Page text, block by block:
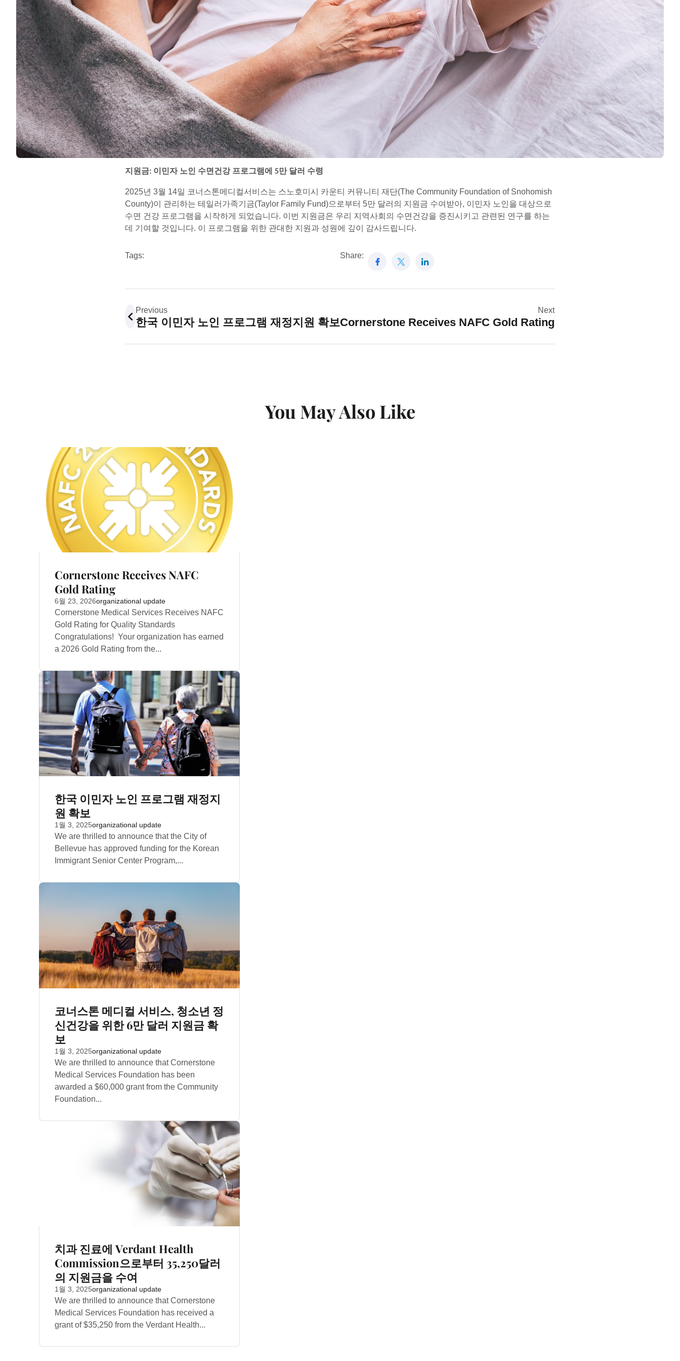
지원금: 이민자 노인 수면건강 프로그램에 5만 달러 수령
2025년 3월 14일 코너스톤메디컬서비스는 스노호미시 카운티 커뮤니티 재단(The Community Foundation of Snohomish
County)이 관리하는 테일러가족기금(Taylor Family Fund)으로부터 5만 달러의 지원금 수여받아, 이민자 노인을 대상으로
수면 건강 프로그램을 시작하게 되었습니다. 이번 지원금은 우리 지역사회의 수면건강을 증진시키고 관련된 연구를 하는
데 기여할 것입니다. 이 프로그램을 위한 관대한 지원과 성원에 깊이 감사드립니다.
Tags: Share:
Previous
한국 이민자 노인 프로그램 재정지원 확보
Next
Cornerstone Receives NAFC Gold Rating
You May Also Like
Cornerstone Receives NAFC
Gold Rating
6월 23, 2026organizational update
Cornerstone Medical Services Receives NAFC
Gold Rating for Quality Standards
Congratulations! Your organization has earned
a 2026 Gold Rating from the...
한국 이민자 노인 프로그램 재정지
원 확보
1월 3, 2025organizational update
We are thrilled to announce that the City of
Bellevue has approved funding for the Korean
Immigrant Senior Center Program,...
코너스톤 메디컬 서비스, 청소년 정
신건강을 위한 6만 달러 지원금 확
보
1월 3, 2025organizational update
We are thrilled to announce that Cornerstone
Medical Services Foundation has been
awarded a $60,000 grant from the Community
Foundation...
치과 진료에 Verdant Health
Commission으로부터 35,250달러
의 지원금을 수여
1월 3, 2025organizational update
We are thrilled to announce that Cornerstone
Medical Services Foundation has received a
grant of $35,250 from the Verdant Health...